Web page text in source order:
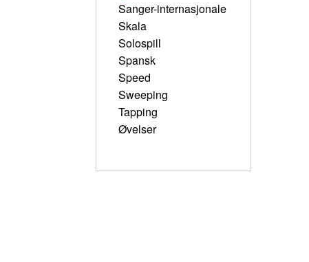
Sanger-internasjonale
Skala
Solospill
Spansk
Speed
Sweeping
Tapping
Øvelser